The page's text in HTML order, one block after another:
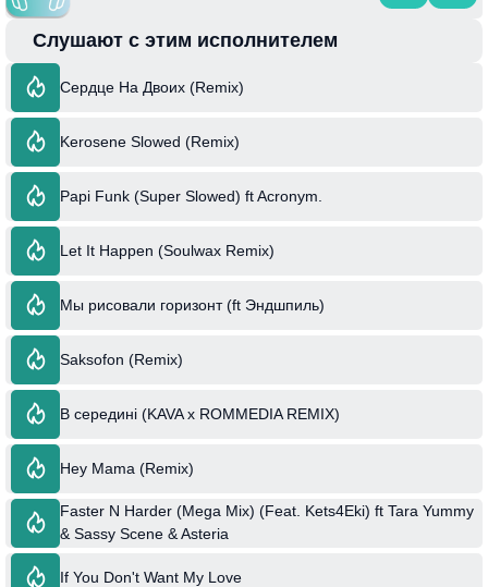
Слушают с этим исполнителем
Сердце На Двоих (Remix)
Kerosene Slowed (Remix)
Papi Funk (Super Slowed) ft Acronym.
Let It Happen (Soulwax Remix)
Мы рисовали горизонт (ft Эндшпиль)
Saksofon (Remix)
В середині (KAVA x ROMMEDIA REMIX)
Hey Mama (Remix)
Faster N Harder (Mega Mix) (Feat. Kets4Eki) ft Tara Yummy
& Sassy Scene & Asteria
If You Don't Want My Love